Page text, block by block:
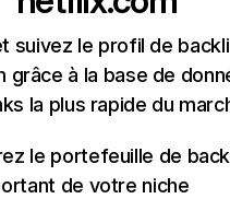
suivez le profil de
grâce à la base de
la plus rapide du
le portefeuille de
de votre niche